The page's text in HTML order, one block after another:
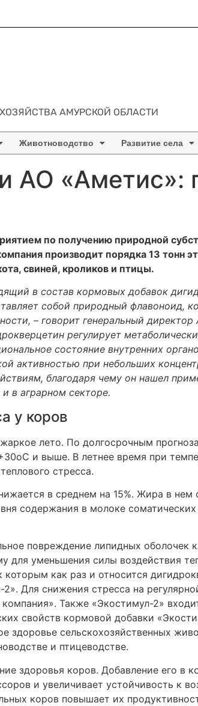
АМУРСКОЙ ОБЛАСТИ
Животноводство Развитие села
АО «Аметис»:
по получению природной
производит порядка 13 тонн
свиней, кроликов и птицы.
в состав кормовых добавок
собой природный флавоноид,
– говорит генеральный
регулирует
состояние внутренних
активностью при небольших
благодаря чему он нашел
и в аграрном секторе.
у коров
лето. По долгосрочным
и выше. В летнее время при
стресса.
в среднем на 15%. Жира в нем
содержания в молоке соматических
повреждение липидных оболочек
для уменьшения силы воздействия
которым как раз и относится
Для снижения стресса на
Также «Экостимул-2»
свойств кормовой добавки
здоровье сельскохозяйственных
и птицеводстве.
здоровья коров. Добавление его
и увеличивает устойчивость к
коров повышает их